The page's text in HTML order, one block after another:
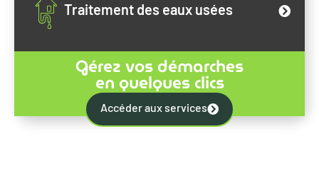
Traitement des eaux usées
Gérez vos démarches
en quelques clics
Accéder aux services